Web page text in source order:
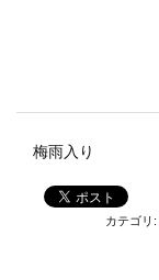
梅雨入り
カテゴリ: